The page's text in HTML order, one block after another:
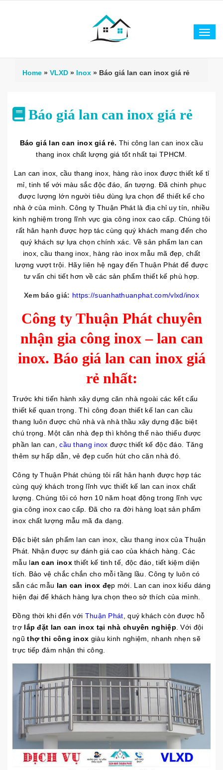
Home » VLXD » Inox » Báo giá lan can inox giá rẻ
Báo giá lan can inox giá rẻ
Báo giá lan can inox giá rẻ. Thi công lan can inox cầu
thang inox chất lượng giá tốt nhất tại TPHCM.
Lan can inox, cầu thang inox, hàng rào inox được thiết kế tỉ
mỉ, tinh tế với màu sắc độc đáo, ấn tượng. Đã chinh phục
được lượng lớn người tiêu dùng lựa chọn để thiết kế cho
nhà ở của mình. Công ty Thuận Phát là địa chỉ uy tín, nhiều
kinh nghiệm trong lĩnh vực gia công inox cao cấp. Chúng tôi
rất hân hạnh được hợp tác cùng quý khách mang đến cho
quý khách sự lựa chọn chính xác. Về sản phẩm lan can
inox, cầu thang inox, hàng rào inox mẫu mã đẹp, chất
lượng vượt trội. Hãy liên hệ ngay đến Thuận Phát để được
tư vấn chi tiết hơn về các sản phẩm thiết kế phù hợp.
Xem báo giá: https://suanhathuanphat.com/vlxd/inox
Công ty Thuận Phát chuyên
nhận gia công inox – lan can
inox. Báo giá lan can inox giá
rẻ nhất:
Trước khi tiến hành xây dựng căn nhà ngoài các kết cấu
thiết kế quan trọng. Thì công đoạn thiết kế lan can cầu
thang luôn được chủ nhà và nhà thầu xây dựng đặc biệt
chú trọng. Một căn nhà đẹp thì không thể nào thiếu được
phần lan can,cầu thang inox được thiết kế độc đáo. Tăng
thêm sự hấp dẫn, vẻ đẹp cuốn hút cho căn nhà đó.
Công ty Thuận Phát chúng tôi rất hân hạnh được hợp tác
cùng quý khách trong lĩnh vực thiết kế lan can inox chất
lượng. Chúng tôi có hơn 10 năm hoạt động trong lĩnh vực
gia công inox cao cấp. Đã cho ra đời hàng loạt sản phẩm
inox chất lượng mẫu mã đa dạng.
Đặc biệt sản phẩm lan can inox, cầu thang inox của Thuận
Phát. Nhận được sự đánh giá cao của khách hàng. Các
mẫu lan can inoxthiết kế tinh tế, độc đáo, tiết kiệm diện
tích. Bảo vệ chắc chắn cho mỗi tầng lầu. Công ty luôn có
sẵn các mẫu lan can inox đẹp mới. Lan can inox kiểu dáng
hiện đại để khách hàng lựa chọn theo sở thích của mình.
Đồng thời khi đến với Thuận Phát , quý khách còn được hỗ
trợlắp đặt lan can inox tại nhà chuyên nghiệp . Với đội
ngũthợ thi công inox giàu kinh nghiệm, nhanh nhẹn sẽ
trực tiếp đảm nhận thi công.